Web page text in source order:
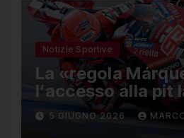
Notizie Sportive
La «regola
l’accesso alla pit
ufficialmente a
regolamento della
5 GIUGNO 2026